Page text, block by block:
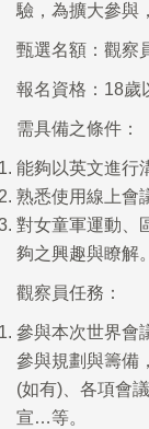
驗，為擴大參與
甄選名額：觀察
報名資格：18歲
需具備之條件：
能夠以英文進行
熟悉使用線上會
對女童軍運動、
夠之興趣與瞭解。
觀察員任務：
參與本次世界會
參與規劃與籌備
(如有)、各項會
宣…等。